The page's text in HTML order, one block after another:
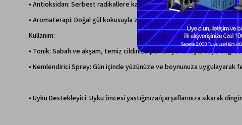
• Antioksidan: Serbest radikallere karşı koruma sağlar, cilt
• Aromaterapi: Doğal gül kokusuyla zihinsel rahatlama, gevşeme ve
Kullanım:
• Tonik: Sabah ve akşam, temiz cildinize pamuk yardımıyla veya
• Nemlendirici Sprey: Gün içinde yüzünüze ve boynunuza uygulayarak
• Uyku Destekleyici: Uyku öncesi yastığınıza/çarşaflarınıza sıkarak